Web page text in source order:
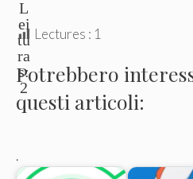
L
ei
tu
ra
s:
2
Lectures : 1
Potrebbero
questi articoli:
.